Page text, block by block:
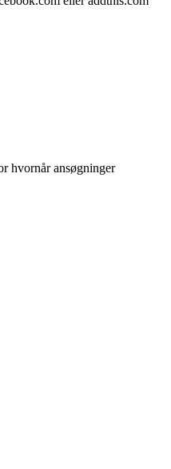
hvornår ansøgninger